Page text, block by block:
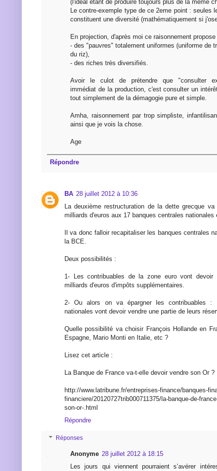
(l'idéal étant de produire toujours plus de la même
Le contre-exemple type de ce 2eme point : seules
constituent une diversité (mathématiquement si
En projection, d'après moi ce raisonnement propose
- des "pauvres" totalement uniformes (uniforme de
du riz),
- des riches très diversifiés.
Avoir le culot de prétendre que "consulter
immédiat de la production, c'est consulter un
tout simplement de la démagogie pure et simple.
Amha, raisonnement par trop simpliste,
ainsi que je vois la chose.
Age
Répondre
BA 28 juillet 2012 à 10:36
La deuxième restructuration de la dette grecque
milliards d'euros aux 17 banques centrales
Il va donc falloir recapitaliser les banques centrales
la BCE.
Deux possibilités :
1- Les contribuables de la zone euro vont
milliards d'euros d'impôts supplémentaires.
2- Ou alors on va épargner les contribuables :
nationales vont devoir vendre une partie de leurs
Quelle possibilité va choisir François Hollande en
Espagne, Mario Monti en Italie, etc ?
Lisez cet article :
La Banque de France va-t-elle devoir vendre son Or ?
http://www.latribune.fr/entreprises-finance/banques-
financiere/20120727trib000711375/la-banque-de-
son-or-.html
Répondre
Réponses
Anonyme 28 juillet 2012 à 18:15
Les jours qui viennent pourraient s’avérer